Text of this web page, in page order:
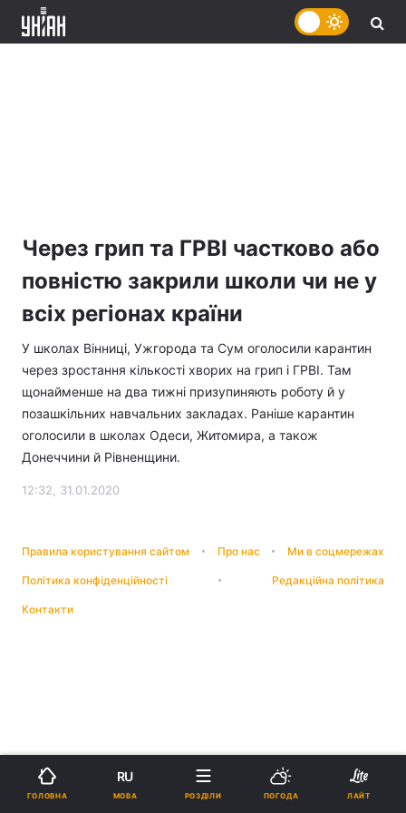
Через грип та ГРВІ частково або
повністю закрили школи чи не у
всіх регіонах країни
У школах Вінниці, Ужгорода та Сум оголосили карантин
через зростання кількості хворих на грип і ГРВІ. Там
щонайменше на два тижні призупиняють роботу й у
позашкільних навчальних закладах. Раніше карантин
оголосили в школах Одеси, Житомира, а також
Донеччини й Рівненщини.
12:32, 31.01.2020
Правила користування сайтом Про нас Ми в соцмережах
Політика конфіденційності Редакційна політика
Контакти
ГОЛОВНА
RU
МОВА РОЗДІЛИ ПОГОДА ЛАЙТ